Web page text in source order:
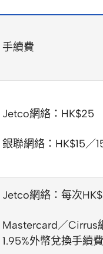
手續費
Jetco網絡：HK$25
銀聯網絡：HK$15／
Jetco網絡：每次
Mastercard／Cirrus
1.95%外幣兌換手續費